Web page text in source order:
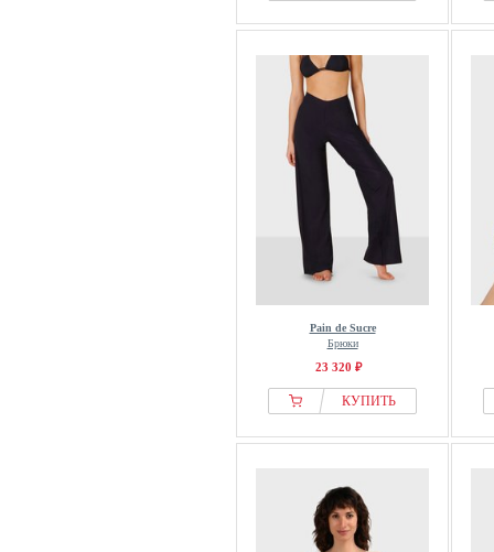
Pain de Sucre
Брюки
23 320 ₽
КУПИТЬ